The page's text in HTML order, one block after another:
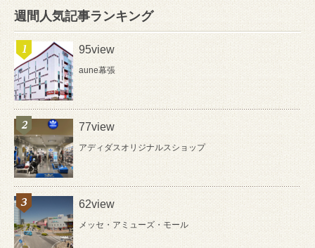
週間人気記事ランキング
95view
aune幕張
77view
アディダスオリジナルスショップ
62view
メッセ・アミューズ・モール